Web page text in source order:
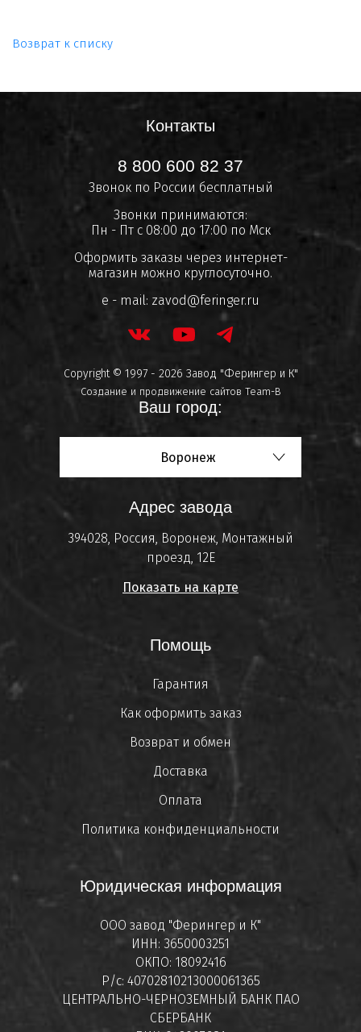
Возврат к списку
Контакты
8 800 600 82 37
Звонок по России бесплатный
Звонки принимаются:
Пн - Пт с 08:00 до 17:00 по Мск
Оформить заказы через интернет-
магазин можно круглосуточно.
e - mail: zavod@feringer.ru
Copyright © 1997 - 2026 Завод "Ферингер и К"
Создание и продвижение сайтов Team-B
Ваш город:
Воронеж
Адрес завода
394028, Россия, Воронеж, Монтажный
проезд, 12Е
Показать на карте
Помощь
Гарантия
Как оформить заказ
Возврат и обмен
Доставка
Оплата
Политика конфиденциальности
Юридическая информация
ООО завод "Ферингер и К"
ИНН: 3650003251
ОКПО: 18092416
Р/с: 40702810213000061365
ЦЕНТРАЛЬНО-ЧЕРНОЗЕМНЫЙ БАНК ПАО
СБЕРБАНК